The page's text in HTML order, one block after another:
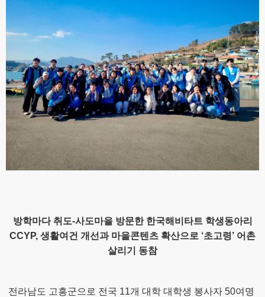
방학마다 취도-사도마을 방문한 한국해비타트 학생동아리
CCYP, 생활여건 개선과 마을콘텐츠 확산으로 ‘초고령’ 어촌
살리기 동참
전라남도 고흥군으로 전국 11개 대학 대학생 봉사자 50여명